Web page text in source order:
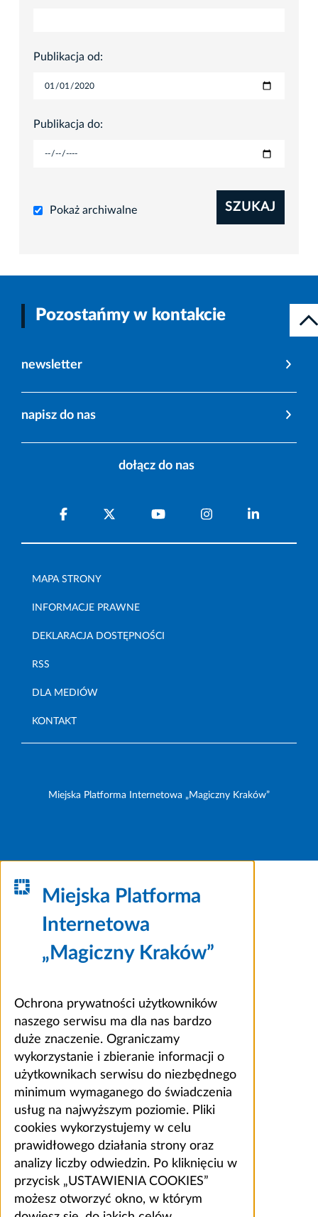
Publikacja od:
Publikacja do:
Pokaż archiwalne SZUKAJ
Pozostańmy w kontakcie
newsletter
napisz do nas
dołącz do nas
MAPA STRONY
INFORMACJE PRAWNE
DEKLARACJA DOSTĘPNOŚCI
RSS
DLA MEDIÓW
KONTAKT
Miejska Platforma Internetowa „Magiczny Kraków”
Miejska Platforma
Internetowa
„Magiczny Kraków”
Ochrona prywatności użytkowników
naszego serwisu ma dla nas bardzo
duże znaczenie. Ograniczamy
wykorzystanie i zbieranie informacji o
użytkownikach serwisu do niezbędnego
minimum wymaganego do świadczenia
usług na najwyższym poziomie. Pliki
cookies wykorzystujemy w celu
prawidłowego działania strony oraz
analizy liczby odwiedzin. Po kliknięciu w
przycisk „USTAWIENIA COOKIES”
możesz otworzyć okno, w którym